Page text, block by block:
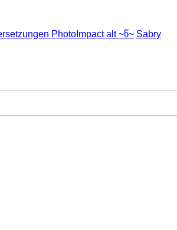
PhotoImpact alt ~წ~ Sabry